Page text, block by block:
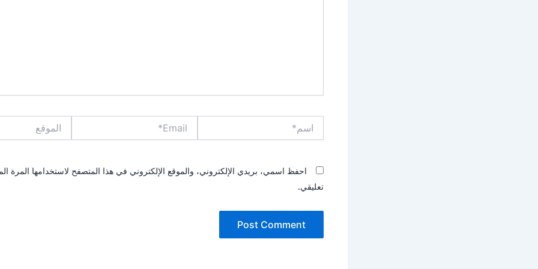
احفظ اسمي، بريدي الإلكتروني، والموقع الإلكتروني في هذا المتصفح لاستخدامها المرة
تعليقي.